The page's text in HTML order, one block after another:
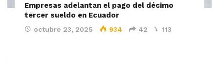
Empresas adelantan el pago del décimo
tercer sueldo en Ecuador
octubre 23, 2025 934 42 113